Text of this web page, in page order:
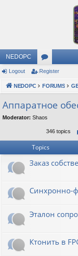
NEDOPC
or
u
s
Logout Register
NEDOPC FORUMS
Аппаратное
Moderator: Shaos
346 topics
Topics
Заказ
Синхронно-
Эталон
Ктонить в